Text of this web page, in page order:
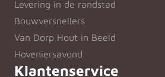
Levering in de randstad
Bouwversnellers
Van Dorp Hout in Beeld
Hoveniersavond
Klantenservice